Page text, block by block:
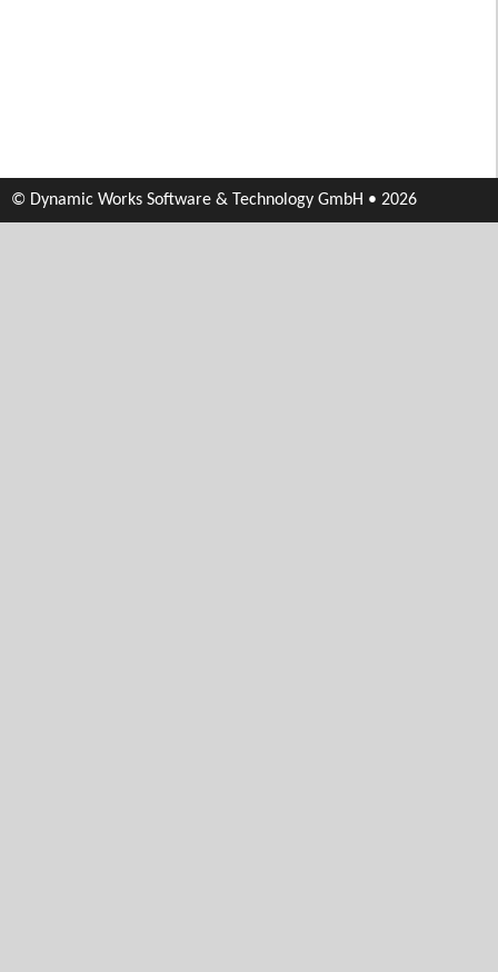
© Dynamic Works Software & Technology GmbH • 2026